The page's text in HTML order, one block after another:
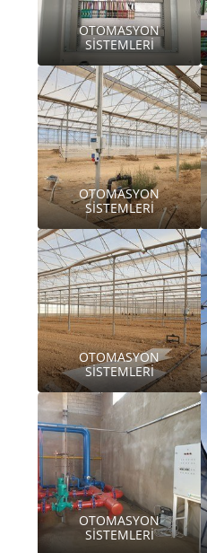
OTOMASYON
SİSTEMLERİ
OTOMASYON
SİSTEMLERİ
OTOMASYON
SİSTEMLERİ
OTOMASYON
SİSTEMLERİ